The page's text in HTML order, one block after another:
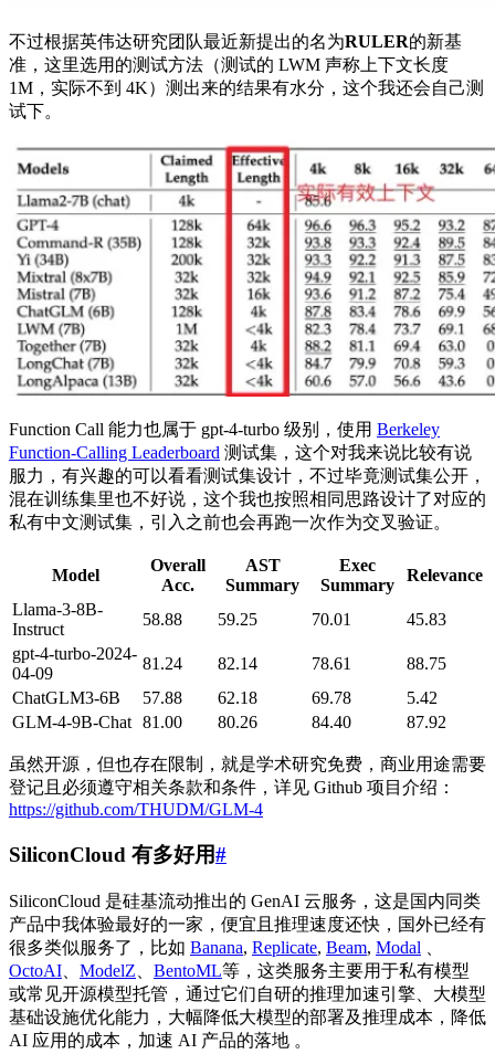
不过根据英伟达研究团队最近新提出的名为RULER的新基
准，这里选用的测试方法（测试的 LWM 声称上下文长度
1M，实际不到 4K）测出来的结果有水分，这个我还会自己测
试下。
Function Call 能力也属于 gpt-4-turbo 级别，使用 Berkeley
Function-Calling Leaderboard 测试集，这个对我来说比较有说
服力，有兴趣的可以看看测试集设计，不过毕竟测试集公开，
混在训练集里也不好说，这个我也按照相同思路设计了对应的
私有中文测试集，引入之前也会再跑一次作为交叉验证。
Model
Overall
Acc.
AST
Summary
Exec
Summary
Relevance
Llama-3-8B-
Instruct
58.88 59.25 70.01
45.83
gpt-4-turbo-2024-
04-09
81.24 82.14 78.61
88.75
ChatGLM3-6B
57.88 62.18 69.78
5.42
GLM-4-9B-Chat 81.00 80.26 84.40 87.92
虽然开源，但也存在限制，就是学术研究免费，商业用途需要
登记且必须遵守相关条款和条件，详见 Github 项目介绍：
https://github.com/THUDM/GLM-4
SiliconCloud 有多好用#
SiliconCloud 是硅基流动推出的 GenAI 云服务，这是国内同类
产品中我体验最好的一家，便宜且推理速度还快，国外已经有
很多类似服务了，比如 Banana, Replicate, Beam, Modal
OctoAI
ModelZ BentoML等，这类服务主要用于私有模型
或常见开源模型托管，通过它们自研的推理加速引擎、大模型
基础设施优化能力，大幅降低大模型的部署及推理成本，降低
AI 应用的成本，加速 AI 产品的落地 。